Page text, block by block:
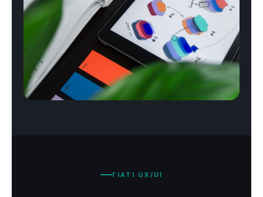
ΓΙΑΤΙ UX/UI